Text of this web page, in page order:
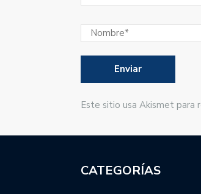
Este sitio usa Akismet para
CATEGORÍAS